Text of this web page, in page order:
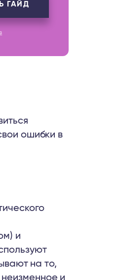
ГАЙД
ошибки в
и
на то,
и